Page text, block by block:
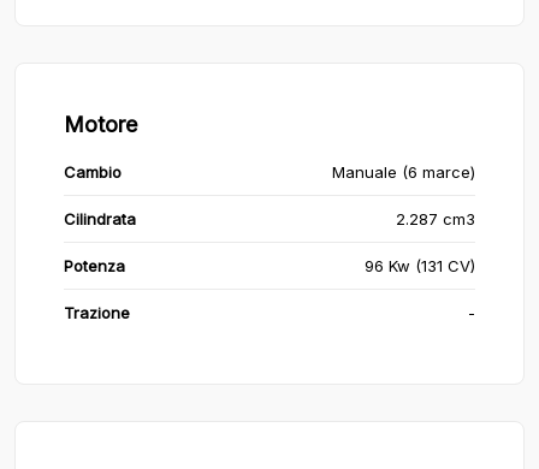
Motore
Cambio Manuale (6 marce)
Cilindrata 2.287 cm3
Potenza 96 Kw (131 CV)
Trazione -